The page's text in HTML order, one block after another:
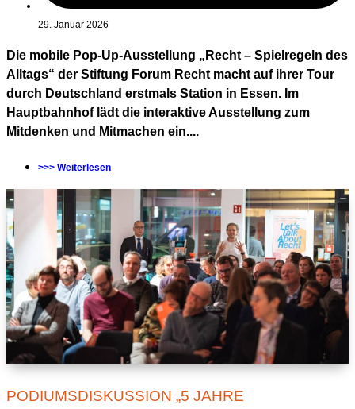
29. Januar 2026
Die mobile Pop-Up-Ausstellung „Recht – Spielregeln des
Alltags“ der Stiftung Forum Recht macht auf ihrer Tour
durch Deutschland erstmals Station in Essen. Im
Hauptbahnhof lädt die interaktive Ausstellung zum
Mitdenken und Mitmachen ein....
>>> Weiterlesen
PODIUMSDISKUSSION „5 JAHRE